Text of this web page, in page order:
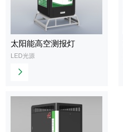
太阳能高空测报灯
LED光源
查
多